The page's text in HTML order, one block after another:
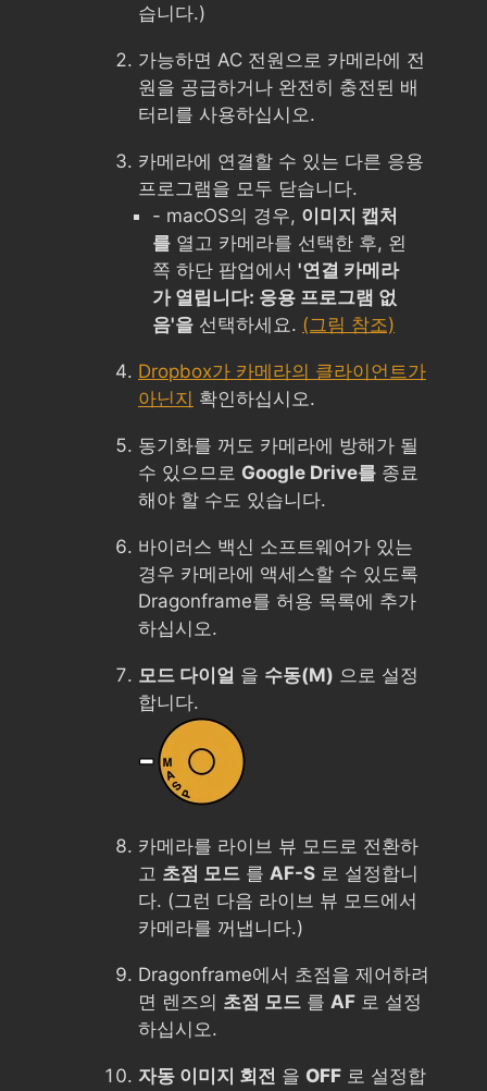
습니다.)
가능하면 AC 전원으로 카메라에 전
원을 공급하거나 완전히 충전된 배
터리를 사용하십시오.
카메라에 연결할 수 있는 다른 응용
프로그램을 모두 닫습니다.
- macOS의 경우, 이미지 캡처
를 열고 카메라를 선택한 후, 왼
쪽 하단 팝업에서 '연결 카메라
가 열립니다: 응용 프로그램 없
음'을 선택하세요. (그림 참조)
Dropbox가 카메라의 클라이언트가
아닌지 확인하십시오.
동기화를 꺼도 카메라에 방해가 될
수 있으므로 Google Drive를 종료
해야 할 수도 있습니다.
바이러스 백신 소프트웨어가 있는
경우 카메라에 액세스할 수 있도록
Dragonframe를 허용 목록에 추가
하십시오.
모드 다이얼 을 수동(M) 으로 설정
합니다.
카메라를 라이브 뷰 모드로 전환하
고 초점 모드 를 AF-S 로 설정합니
다. (그런 다음 라이브 뷰 모드에서
카메라를 꺼냅니다.)
Dragonframe에서 초점을 제어하려
면 렌즈의 초점 모드 를 AF 로 설정
하십시오.
자동 이미지 회전 을 OFF 로 설정합